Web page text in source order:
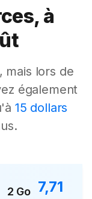
à
mais lors de
également
15 dollars
2 Go
7,71